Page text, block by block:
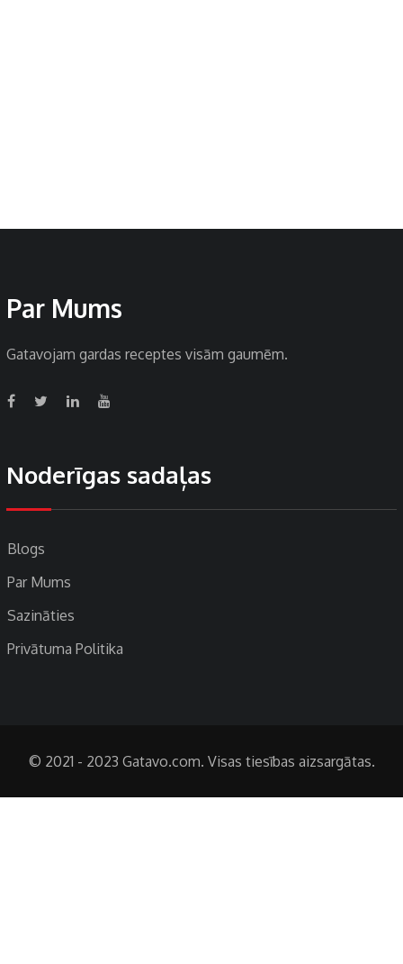
Par Mums
Gatavojam gardas receptes visām gaumēm.
Noderīgas sadaļas
Blogs
Par Mums
Sazināties
Privātuma Politika
© 2021 - 2023 Gatavo.com. Visas tiesības aizsargātas.